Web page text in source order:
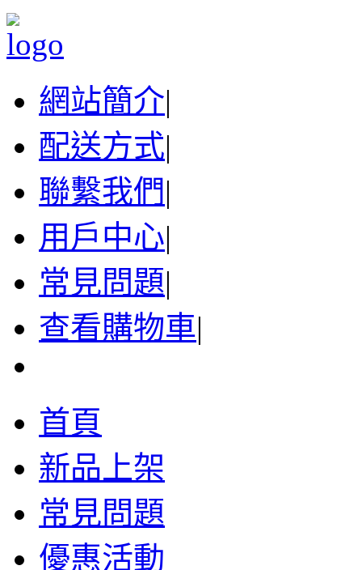
網站簡介|
配送方式|
聯繫我們|
用戶中心|
常見問題|
查看購物車|
首頁
新品上架
常見問題
優惠活動